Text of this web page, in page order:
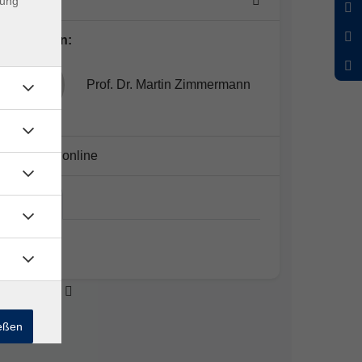
Dozent*in:
Prof. Dr. Martin Zimmermann
Kursort:online
online